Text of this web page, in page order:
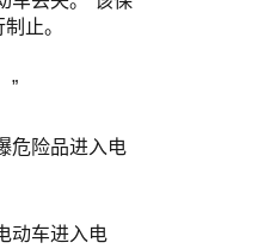
止。
”
危险品进入电
动车进入电